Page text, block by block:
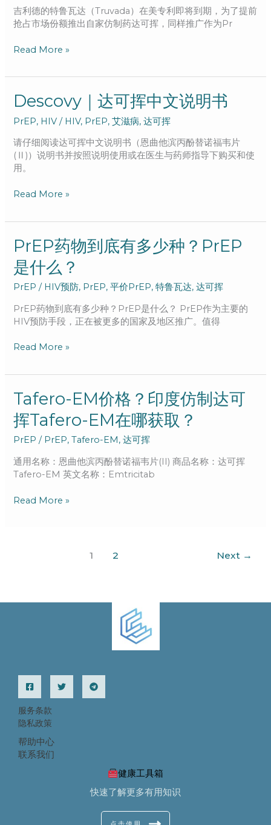
吉利德的特鲁瓦达（Truvada）在美专利即将到期，为了提前
抢占市场份额推出自家仿制药达可挥，同样推广作为Pr
达
可
全
比
较，
有
不
同？
我
选
个？
Read More »
Descovy｜达可挥中文说明书
PrEP, HIV / HIV, PrEP,艾滋病,达可挥
请仔细阅读达可挥中文说明书（恩曲他滨丙酚替诺福韦片
(Ⅱ)）说明书并按照说明使用或在医生与药师指导下购买和使
用。
Descovy
｜
达
挥
中
文
明
Read More »
PrEP药物到底有多少种？PrEP
是什么？
PrEP / HIV预防, PrEP,平价PrEP,特鲁瓦达,达可挥
PrEP药物到底有多少种？PrEP是什么？ PrEP作为主要的
HIV预防手段，正在被更多的国家及地区推广。值得
PrEP
药
物
到
底
有
多
种？
么？
Read More »
Tafero-EM价格？印度仿制达可
挥Tafero-EM在哪获取？
PrEP / PrEP,Tafero-EM ,达可挥
通用名称：恩曲他滨丙酚替诺福韦片(II) 商品名称：达可挥
Tafero-EM 英文名称：Emtricitab
Tafero-
EM
价
格？
印
度
仿
达
Read More »
1 2 Next →
服务条款
隐私政策
帮助中心
联系我们
健康工具箱
快速了解更多有用知识